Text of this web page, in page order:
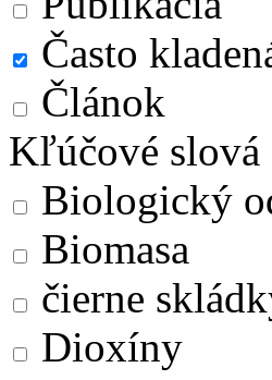
Často
Článok
Kľúčové slová
Biologický
Biomasa
čierne
Dioxíny